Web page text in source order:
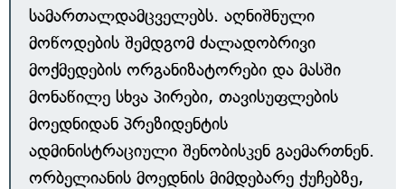
სამართალდამცველებს. აღნიშნული
მოწოდების შემდგომ ძალადობრივი
მოქმედების ორგანიზატორები და მასში
მონაწილე სხვა პირები, თავისუფლების
მოედნიდან პრეზიდენტის
ადმინისტრაციული შენობისკენ გაემართნენ.
ორბელიანის მოედნის მიმდებარე ქუჩებზე,